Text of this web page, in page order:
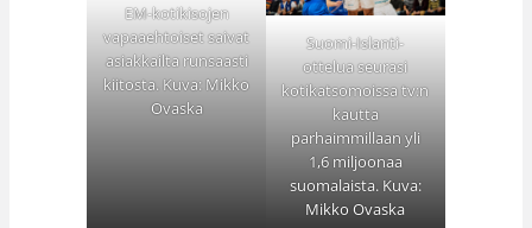
EM-kotikisojen
vapaaehtoiset saivat
asiakkailta runsaasti
kiitosta. Kuva: Mikko
Ovaska
Suomi-Islanti-
ottelua seurasi
kotikatsomoissa tv:n
kautta
parhaimmillaan yli
1,6 miljoonaa
suomalaista. Kuva:
Mikko Ovaska